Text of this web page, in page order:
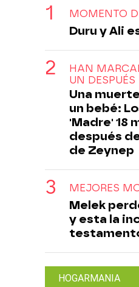
MOMENTO
Duru y Ali
HAN
UN DESPUÉS
Una
un bebé:
'Madre' 18
después
de Zeynep
MEJORES
Melek
y esta la
HOGARMANIA